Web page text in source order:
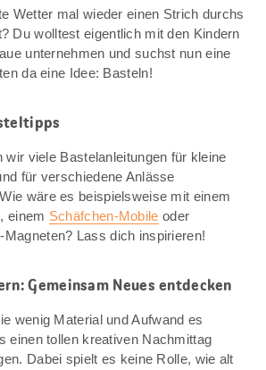
Wetter mal wieder einen Strich durchs
Du wolltest eigentlich mit den Kindern
unternehmen und suchst nun eine
da eine Idee: Basteln!
wir viele Bastelanleitungen für kleine
für verschiedene Anlässe
wäre es beispielsweise mit einem
, einem Schäfchen-Mobile oder
Lass dich inspirieren!
Gemeinsam Neues entdecken
wenig Material und Aufwand es
einen tollen kreativen Nachmittag
Dabei spielt es keine Rolle, wie alt